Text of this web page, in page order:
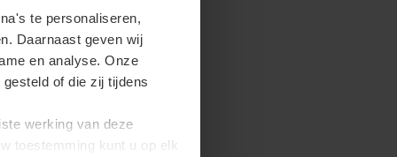
te personaliseren,
Daarnaast geven wij
en analyse. Onze
of die zij tijdens
werking van deze
toestemming kunt u op elk